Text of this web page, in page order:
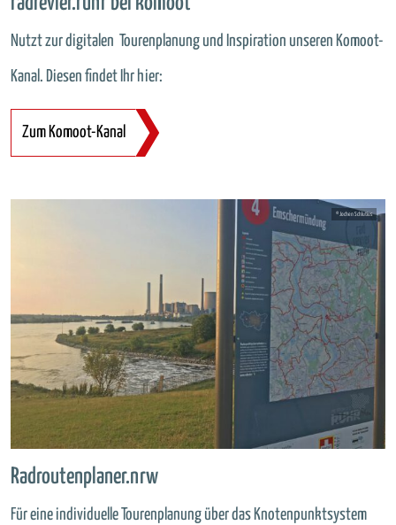
Nutzt zur digitalen Tourenplanung und Inspiration unseren Komoot-
Kanal. Diesen findet Ihr hier:
Zum Komoot-Kanal
Radroutenplaner.nrw
Für eine individuelle Tourenplanung über das Knotenpunktsystem